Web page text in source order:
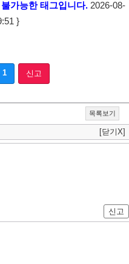
가능한 태그입니다.2026-08-
}
1 신고
목록보기
[닫기X]
신고